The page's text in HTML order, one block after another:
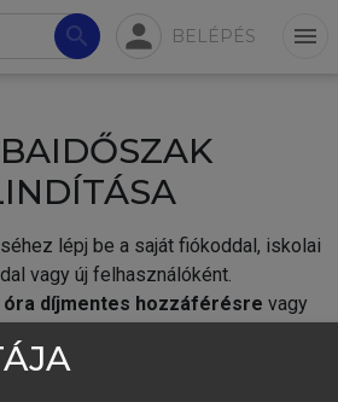
search person BELÉPÉS menu
lépj be a saját fiókoddal, iskolai
vagy új felhasználóként.
óra díjmentes hozzáférésre vagy